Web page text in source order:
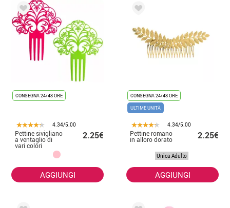
CONSEGNA 24/48 ORE
4.34/5.00
Pettine sivigliano
a ventaglio di
vari colori
2.25€
AGGIUNGI
CONSEGNA 24/48 ORE
ULTIME UNITÀ
4.34/5.00
Pettine romano
in alloro dorato 2.25€
Unica Adulto
AGGIUNGI